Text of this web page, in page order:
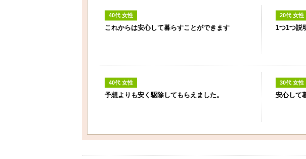
40代 女性
これからは安心して暮らすことができます
20代 女性
1つ1つ説
40代 女性
予想よりも安く駆除してもらえました。
30代 女性
安心して